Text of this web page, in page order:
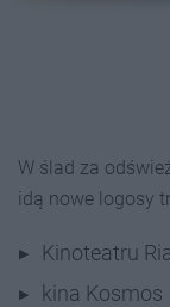
W ślad za
idą nowe logosy
Kinoteatru
kina Kosmos